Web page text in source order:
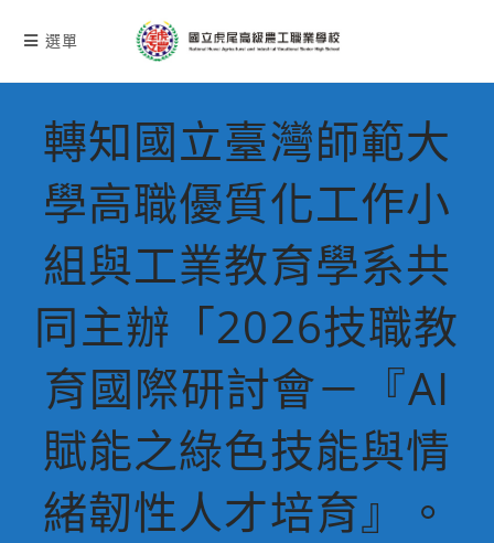
選單
轉知國立臺灣師範大
學高職優質化工作小
組與工業教育學系共
同主辦「2026技職教
育國際研討會－『AI
賦能之綠色技能與情
緒韌性人才培育』。